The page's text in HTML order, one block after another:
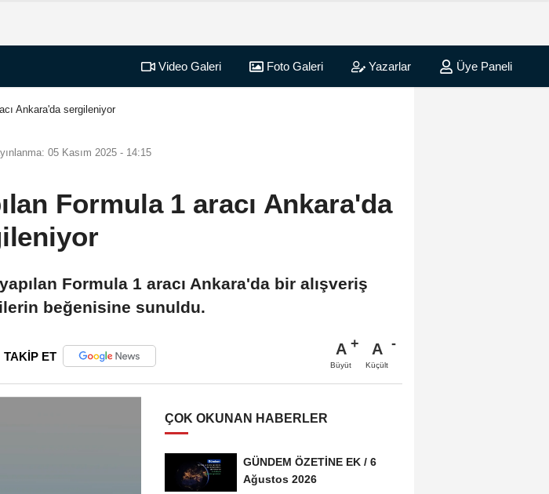
Video Galeri Foto Galeri Yazarlar Üye Paneli
Ankara'da sergileniyor
05 Kasım 2025 - 14:15
Formula 1 aracı Ankara'da
Formula 1 aracı Ankara'da bir alışveriş
beğenisine sunuldu.
TAKİP ET A
Büyüt
A
Küçült
ÇOK OKUNAN HABERLER
GÜNDEM ÖZETİNE EK / 6
Ağustos 2026